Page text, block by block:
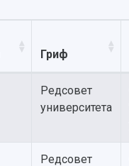
Гриф
Редсовет
университета
Редсовет